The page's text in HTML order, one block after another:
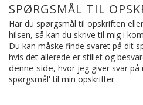
SPØRGSMÅL TIL
Har du spørgsmål til opskriften
hilsen, så kan du skrive til mig i
Du kan måske finde svaret på dit
hvis det allerede er stillet og
denne side, hvor jeg giver svar
spørgsmål' til min opskrifter.